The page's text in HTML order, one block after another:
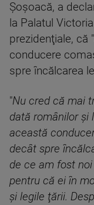
Şoşoacă, a
la Palatul
prezidenţiale, că
conducere
spre încălcarea
"Nu cred că mai
dată românilor şi
această
decât spre
de ce am fost
pentru că ei în
şi legile ţării.